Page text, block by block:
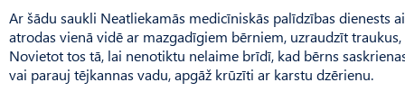
Ar šādu saukli Neatliekamās medicīniskās palīdzības dienests
atrodas vienā vidē ar mazgadīgiem bērniem, uzraudzīt
Novietot tos tā, lai nenotiktu nelaime brīdī, kad bērns
vai parauj tējkannas vadu, apgāž krūzīti ar karstu dzērienu.